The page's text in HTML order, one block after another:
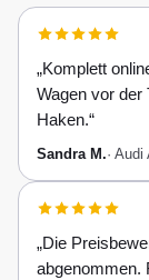
„Komplett
Wagen vor
Haken.“
Sandra M.· Audi
„Die
abgenommen.